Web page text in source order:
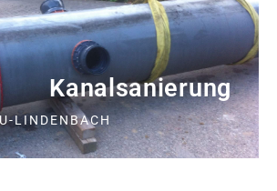
Kanalsanierung
LINDENBACH